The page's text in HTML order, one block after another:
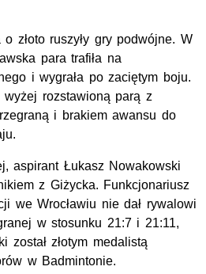
złoto ruszyły gry podwójne. W
para trafiła na
i wygrała po zaciętym boju.
rozstawioną parą z
i brakiem awansu do
aspirant Łukasz Nowakowski
z Giżycka. Funkcjonariusz
we Wrocławiu nie dał rywalowi
w stosunku 21:7 i 21:11,
został złotym medalistą
w Badmintonie.